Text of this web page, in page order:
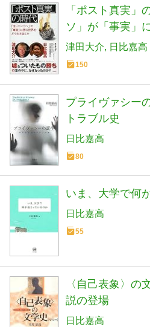
「ポスト真実」
ソ」が「事実」
抜くか
津田大介 日比嘉高
150
プライヴァシー
トラブル史
日比嘉高
80
いま、大学で何
日比嘉高
55
〈自己表象〉
説の登場
日比嘉高